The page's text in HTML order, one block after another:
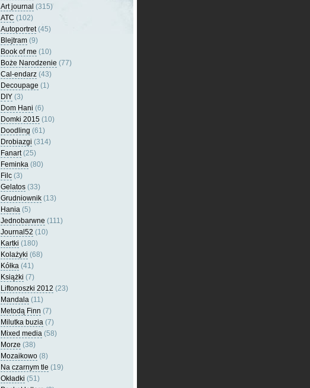
Art journal (315)
ATC (102)
Autoportret(45)
Blejtram (9)
Book of me (10)
Boże Narodzenie (77)
Cal-endarz (43)
Decoupage (1)
DIY (3)
Dom Hani (6)
Domki 2015 (10)
Doodling (61)
Drobiazgi (314)
Fanart(25)
Feminka (80)
Filc (3)
Gelatos (33)
Grudniownik (13)
Hania (5)
Jednobarwne (111)
Journal52 (10)
Kartki (180)
Kolażyki (68)
Kółka (41)
Książki (7)
Liftonoszki 2012 (23)
Mandala (11)
Metodą Finn (7)
Milutka buzia (7)
Mixed media (58)
Morze (38)
Mozaikowo (8)
Na czarnym tle (19)
Okładki (51)